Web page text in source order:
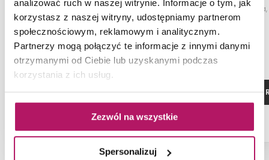
analizować ruch w naszej witrynie. Informacje o tym, jak
korzystasz z naszej witryny, udostępniamy partnerom
społecznościowym, reklamowym i analitycznym.
Partnerzy mogą połączyć te informacje z innymi danymi
otrzymanymi od Ciebie lub uzyskanymi podczas
korzystania z ich usług.
Zezwól na wszystkie
Spersonalizuj
Płytka ścienna, 29,8x74,8 cm
ZOBACZ PRODUKT
Mozaika
ZOBACZ